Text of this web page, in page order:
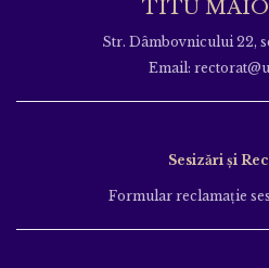
TITU
Str. Dâmbovnicului 22,
Email:
Sesizări și
Formular reclamație